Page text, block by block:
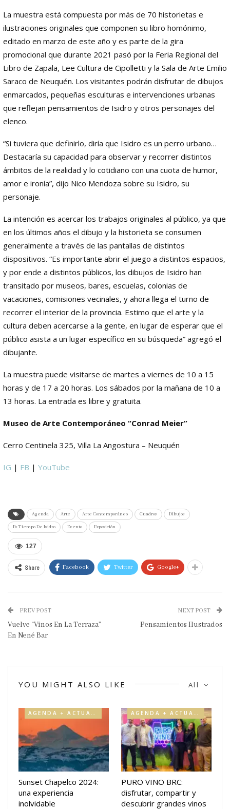
La muestra está compuesta por más de 70 historietas e
ilustraciones originales que componen su libro homónimo,
editado en marzo de este año y es parte de la gira
promocional que durante 2021 pasó por la Feria Regional del
Libro de Zapala, Lee Cultura de Cipolletti y la Sala de Arte Emilio
Saraco de Neuquén. Los visitantes podrán disfrutar de dibujos
enmarcados, pequeñas esculturas e intervenciones urbanas
que reflejan pensamientos de Isidro y otros personajes del
elenco.
“Si tuviera que definirlo, diría que Isidro es un perro urbano…
Destacaría su capacidad para observar y recorrer distintos
ámbitos de la realidad y lo cotidiano con una cuota de humor,
amor e ironía”, dijo Nico Mendoza sobre su Isidro, su
personaje.
La intención es acercar los trabajos originales al público, ya que
en los últimos años el dibujo y la historieta se consumen
generalmente a través de las pantallas de distintos
dispositivos. “Es importante abrir el juego a distintos espacios,
y por ende a distintos públicos, los dibujos de Isidro han
transitado por museos, bares, escuelas, colonias de
vacaciones, comisiones vecinales, y ahora llega el turno de
recorrer el interior de la provincia. Estimo que el arte y la
cultura deben acercarse a la gente, en lugar de esperar que el
público asista a un lugar específico en su búsqueda” agregó el
dibujante.
La muestra puede visitarse de martes a viernes de 10 a 15
horas y de 17 a 20 horas. Los sábados por la mañana de 10 a
13 horas. La entrada es libre y gratuita.
Museo de Arte Contemporáneo “Conrad Meier”
Cerro Centinela 325, Villa La Angostura – Neuquén
IG | FB | YouTube
Agenda Arte Arte Contemporáneo Cuadros Dibujos
Es Tiempo De Isidro Evento Exposición
127
Share Facebook Twitter Google+
PREV POST
Vuelve “Vinos En La Terraza”
En Nené Bar
NEXT POST
Pensamientos Ilustrados
All
YOU MIGHT ALSO LIKE
AGENDA + ACTUALIDAD
Sunset Chapelco 2024:
una experiencia
inolvidable
AGENDA + ACTUALIDAD
PURO VINO BRC:
disfrutar, compartir y
descubrir grandes vinos